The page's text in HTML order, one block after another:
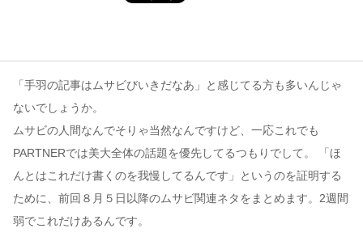
「手羽の記事はムサビびいきだなあ」と感じてる方も多いんじゃ
ないでしょうか。
ムサビの人間なんでそりゃ当然なんですけど、一応これでも
PARTNERでは美大全体の話題を優先してるつもりでして。 「ほ
んとはこれだけ書くのを我慢してるんです」というのを証明する
ために、前回８月５日以降のムサビ関連ネタをまとめます。2週間
弱でこれだけあるんです。